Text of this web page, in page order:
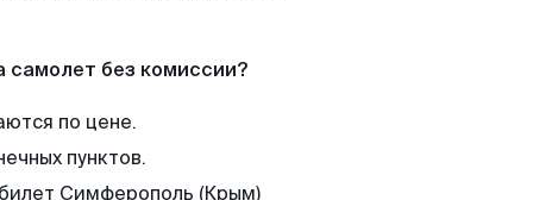
самолет без комиссии?
по цене.
пунктов.
Симферополь (Крым)